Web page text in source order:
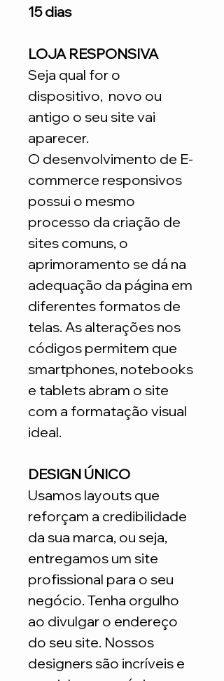
15 dias
LOJA RESPONSIVA
Seja qual for o
dispositivo, novo ou
antigo o seu site vai
aparecer.
O desenvolvimento de E-
commerce responsivos
possui o mesmo
processo da criação de
sites comuns, o
aprimoramento se dá na
adequação da página em
diferentes formatos de
telas. As alterações nos
códigos permitem que
smartphones, notebooks
e tablets abram o site
com a formatação visual
ideal.
DESIGN ÚNICO
Usamos layouts que
reforçam a credibilidade
da sua marca, ou seja,
entregamos um site
profissional para o seu
negócio. Tenha orgulho
ao divulgar o endereço
do seu site. Nossos
designers são incríveis e